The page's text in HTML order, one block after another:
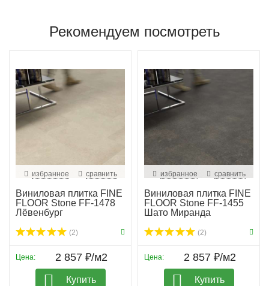
Рекомендуем посмотреть
избранное сравнить
Виниловая плитка FINE
FLOOR Stone FF-1478
Лёвенбург
(2)
Цена: 2 857 ₽/м2
Купить
избранное сравнить
Виниловая плитка FINE
FLOOR Stone FF-1455
Шато Миранда
(2)
Цена: 2 857 ₽/м2
Купить